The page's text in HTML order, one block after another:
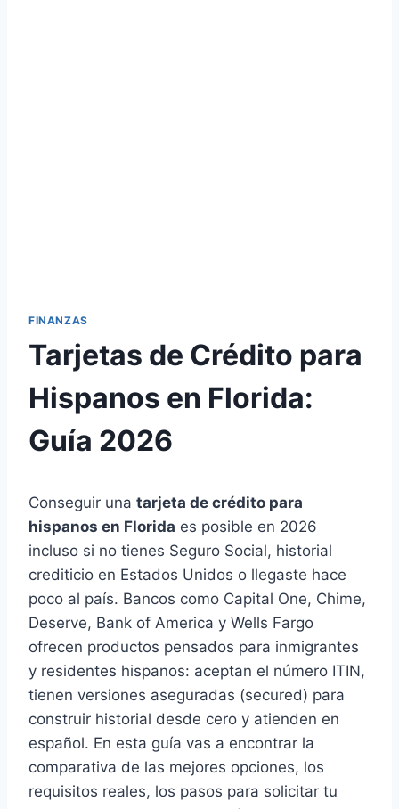
FINANZAS
Tarjetas de Crédito para
Hispanos en Florida:
Guía 2026
Conseguir una tarjeta de crédito para
hispanos en Florida es posible en 2026
incluso si no tienes Seguro Social, historial
crediticio en Estados Unidos o llegaste hace
poco al país. Bancos como Capital One, Chime,
Deserve, Bank of America y Wells Fargo
ofrecen productos pensados para inmigrantes
y residentes hispanos: aceptan el número ITIN,
tienen versiones aseguradas (secured) para
construir historial desde cero y atienden en
español. En esta guía vas a encontrar la
comparativa de las mejores opciones, los
requisitos reales, los pasos para solicitar tu